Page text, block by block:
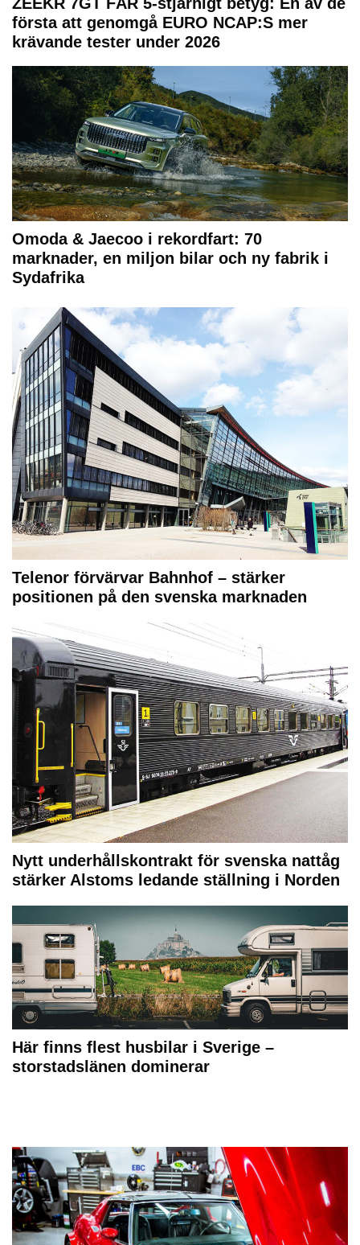
första att genomgå EURO NCAP:S mer
krävande tester under 2026
Omoda & Jaecoo i rekordfart: 70
marknader, en miljon bilar och ny fabrik i
Sydafrika
Telenor förvärvar Bahnhof – stärker
positionen på den svenska marknaden
Nytt underhållskontrakt för svenska nattåg
stärker Alstoms ledande ställning i Norden
Här finns flest husbilar i Sverige –
storstadslänen dominerar